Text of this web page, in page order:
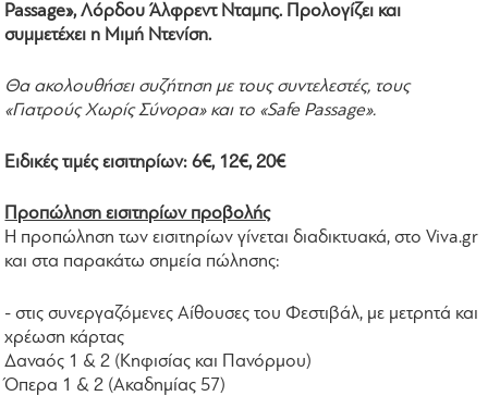
Passage», Λόρδου Άλφρεντ Νταμπς. Προλογίζει και
συμμετέχει η Μιμή Ντενίση.
Θα ακολουθήσει συζήτηση με τους συντελεστές, τους
«Γιατρούς Χωρίς Σύνορα» και το «Safe Passage».
Ειδικές τιμές εισιτηρίων: 6€, 12€, 20€
Προπώληση εισιτηρίων προβολής
Η προπώληση των εισιτηρίων γίνεται διαδικτυακά, στο Viva.gr
και στα παρακάτω σημεία πώλησης:
- στις συνεργαζόμενες Aίθουσες του Φεστιβάλ, με μετρητά και
χρέωση κάρτας
Δαναός 1 & 2 (Κηφισίας και Πανόρμου)
Όπερα 1 & 2 (Ακαδημίας 57)